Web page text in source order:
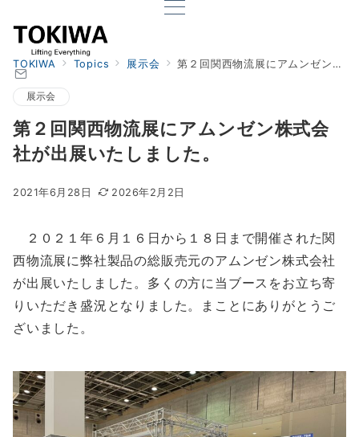
TOKIWA Topics 展示会 第２回関西物流展にアムンゼン株式会社が出展いたしました。
展示会
第２回関西物流展にアムンゼン株式会
社が出展いたしました。
2021年6月28日 2026年2月2日
２０２１年６月１６日から１８日まで開催された関
西物流展に弊社製品の総販売元のアムンゼン株式会社
が出展いたしました。多くの方に当ブースをお立ち寄
りいただき盛況となりました。まことにありがとうご
ざいました。